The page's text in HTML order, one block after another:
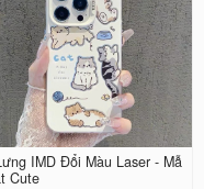
IMD Đổi Màu Laser - Mẫ
Cute